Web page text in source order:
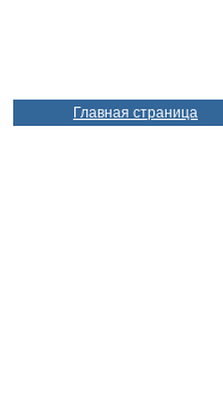
Главная страница